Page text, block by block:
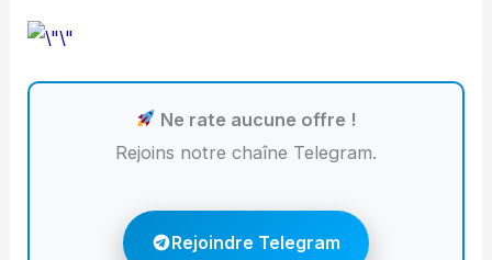
Ne rate aucune offre !
Rejoins notre chaîne Telegram.
Rejoindre Telegram